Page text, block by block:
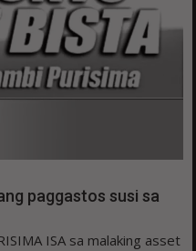
paggastos susi sa
ISA sa malaking asset